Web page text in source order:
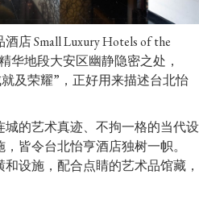
店 Small Luxury Hotels of the
华地段大安区幽静隐密之处，
及荣耀”，正好用来描述台北怡
的艺术真迹、不拘一格的当代设
皆令台北怡亨酒店独树一帜。
设施，配合点睛的艺术品馆藏，